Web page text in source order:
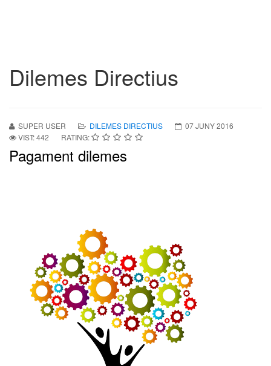
Dilemes Directius
SUPER USER DILEMES DIRECTIUS
07 JUNY 2016
VIST: 442
RATING:
Pagament dilemes